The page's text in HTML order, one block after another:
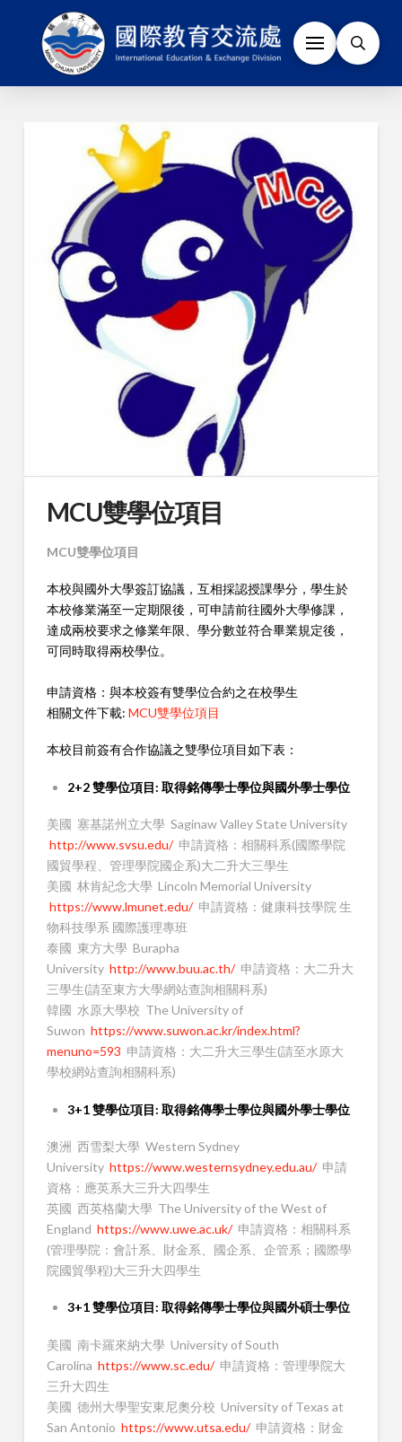
MCU雙學位項目
MCU雙學位項目
本校與國外大學簽訂協議，互相採認授課學分，學生於
本校修業滿至一定期限後，可申請前往國外大學修課，
達成兩校要求之修業年限、學分數並符合畢業規定後，
可同時取得兩校學位。
申請資格：與本校簽有雙學位合約之在校學生
相關文件下載: MCU雙學位項目
本校目前簽有合作協議之雙學位項目如下表：
2+2 雙學位項目: 取得銘傳學士學位與國外學士學位
美國 塞基諾州立大學 Saginaw Valley State University
http://www.svsu.edu/申請資格：相關科系(國際學院
國貿學程、管理學院國企系)大二升大三學生
美國 林肯紀念大學 Lincoln Memorial University
https://www.lmunet.edu/申請資格：健康科技學院 生
物科技學系 國際護理專班
泰國 東方大學 Burapha
University http://www.buu.ac.th/申請資格：大二升大
三學生(請至東方大學網站查詢相關科系)
韓國 水原大學校 The University of
Suwon https://www.suwon.ac.kr/index.html?
menuno=593 申請資格：大二升大三學生(請至水原大
學校網站查詢相關科系)
3+1 雙學位項目: 取得銘傳學士學位與國外學士學位
澳洲 西雪梨大學 Western Sydney
University https://www.westernsydney.edu.au/申請
資格：應英系大三升大四學生
英國 西英格蘭大學 The University of the West of
England https://www.uwe.ac.uk/申請資格：相關科系
(管理學院：會計系、財金系、國企系、企管系；國際學
院國貿學程)大三升大四學生
3+1 雙學位項目: 取得銘傳學士學位與國外碩士學位
美國 南卡羅來納大學 University of South
Carolina https://www.sc.edu/申請資格：管理學院大
三升大四生
美國 德州大學聖安東尼奧分校 University of Texas at
San Antonio https://www.utsa.edu/申請資格：財金